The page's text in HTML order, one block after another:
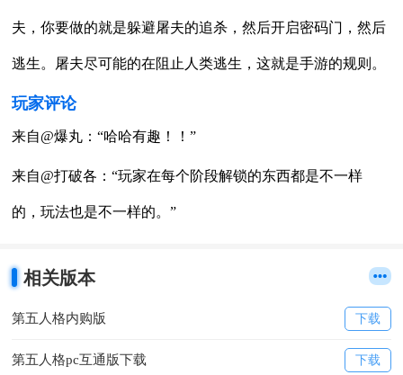
夫，你要做的就是躲避屠夫的追杀，然后开启密码门，然后
逃生。屠夫尽可能的在阻止人类逃生，这就是手游的规则。
玩家评论
来自@爆丸：“哈哈有趣！！”
来自@打破各：“玩家在每个阶段解锁的东西都是不一样
的，玩法也是不一样的。”
相关版本
第五人格内购版 下载
第五人格pc互通版下载 下载